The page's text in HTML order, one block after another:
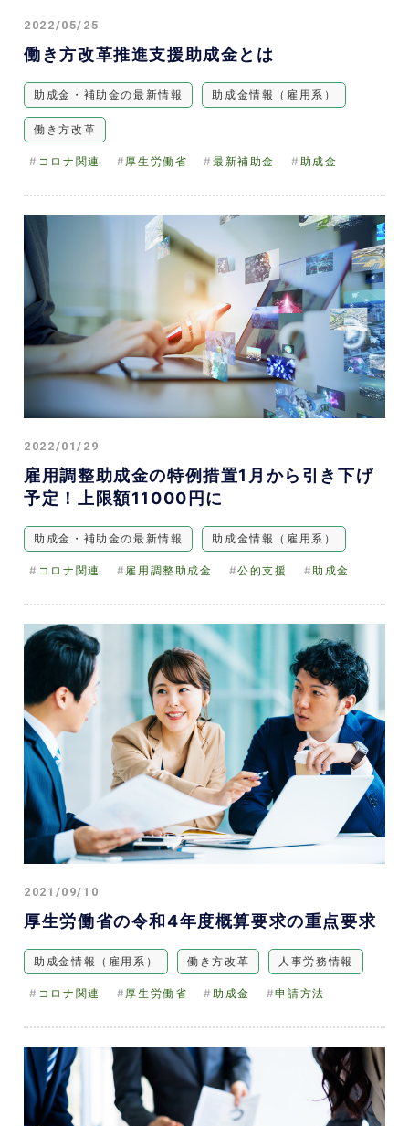
2022/05/25
働き方改革推進支援助成金とは
助成金・補助金の最新情報 助成金情報（雇用系）
働き方改革
コロナ関連 厚生労働省 最新補助金 助成金
2022/01/29
雇用調整助成金の特例措置1月から引き下げ
予定！上限額11000円に
助成金・補助金の最新情報 助成金情報（雇用系）
コロナ関連 雇用調整助成金 公的支援 助成金
2021/09/10
厚生労働省の令和4年度概算要求の重点要求
助成金情報（雇用系） 働き方改革 人事労務情報
コロナ関連 厚生労働省 助成金 申請方法